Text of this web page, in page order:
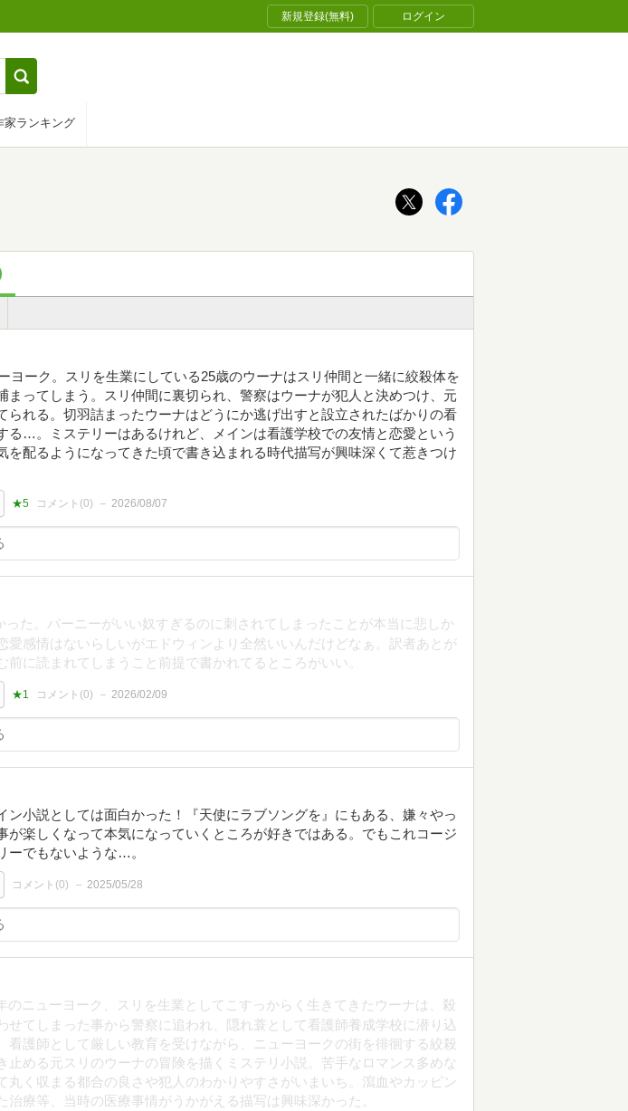
新規登録(無料) ログイン
家ランキング
ヨーク。スリを生業にしている25歳のウーナはスリ仲間と一緒に絞殺体を
まってしまう。スリ仲間に裏切られ、警察はウーナが犯人と決めつけ、元
られる。切羽詰まったウーナはどうにか逃げ出すと設立されたばかりの看
る…。ミステリーはあるけれど、メインは看護学校での友情と恋愛という
を配るようになってきた頃で書き込まれる時代描写が興味深くて惹きつけ
★5 コメント(0) 2026/08/07
った。バーニーがいい奴すぎるのに刺されてしまったことが本当に悲しか
愛感情はないらしいがエドウィンより全然いいんだけどなぁ。訳者あとが
前に読まれてしまうこと前提で書かれてるところがいい。
★1 コメント(0) 2026/02/09
ン小説としては面白かった！『天使にラブソングを』にもある、嫌々やっ
が楽しくなって本気になっていくところが好きではある。でもこれコージ
ーでもないような…。
コメント(0) 2025/05/28
のニューヨーク、スリを生業としてこすっからく生きてきたウーナは、殺
せてしまった事から警察に追われ、隠れ蓑として看護師養成学校に潜り込
看護師として厳しい教育を受けながら、ニューヨークの街を徘徊する絞殺
止める元スリのウーナの冒険を描くミステリ小説。苦手なロマンス多めな
丸く収まる都合の良さや犯人のわかりやすさがいまいち。瀉血やカッピン
治療等、当時の医療事情がうかがえる描写は興味深かった。